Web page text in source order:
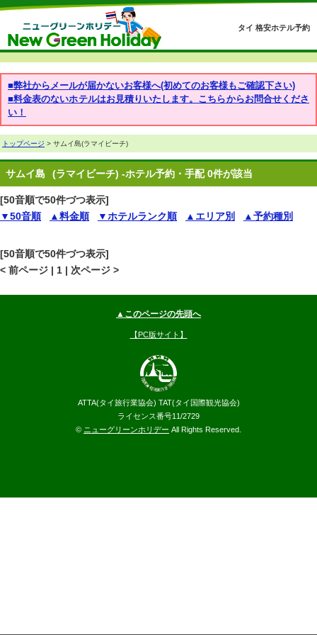
タイ 格安ホテル予約
■弊社からメールが届かないお客様へ(初めてのお客様もご確認下さい)
■料金表のないホテルはお見積りいたします。こちらからお問合せくださ
い！
トップページ > サムイ島(ラマイビーチ)
サムイ島 (ラマイビーチ) -ホテル予約・手配 0件が該当
[50音順で50件づつ表示]
▼50音順
▲料金順 ▼ホテルランク順 ▲エリア別 ▲予約種別
[50音順で50件づつ表示]
< 前ページ | 1 | 次ページ >
▲このページの先頭へ
【PC版サイト】
ATTA(タイ旅行業協会) TAT(タイ国際観光協会)
ライセンス番号11/2729
© ニューグリーンホリデー All Rights Reserved.